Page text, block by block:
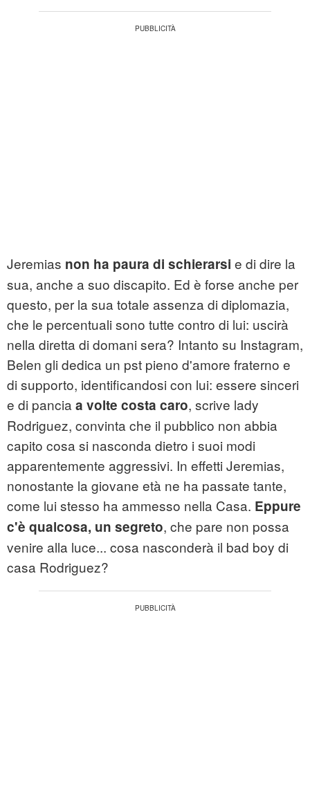
Jeremias non ha paura di schierarsi e di dire la
sua, anche a suo discapito. Ed è forse anche per
questo, per la sua totale assenza di diplomazia,
che le percentuali sono tutte contro di lui: uscirà
nella diretta di domani sera? Intanto su Instagram,
Belen gli dedica un pst pieno d'amore fraterno e
di supporto, identificandosi con lui: essere sinceri
e di pancia a volte costa caro, scrive lady
Rodriguez, convinta che il pubblico non abbia
capito cosa si nasconda dietro i suoi modi
apparentemente aggressivi. In effetti Jeremias,
nonostante la giovane età ne ha passate tante,
come lui stesso ha ammesso nella Casa. Eppure
c'è qualcosa, un segreto, che pare non possa
venire alla luce... cosa nasconderà il bad boy di
casa Rodriguez?